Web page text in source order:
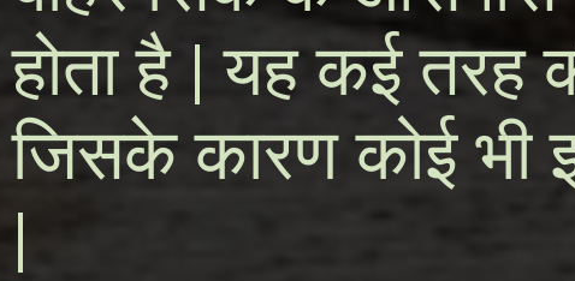
होता है | यह कई तरह
जिसके कारण कोई भी
|